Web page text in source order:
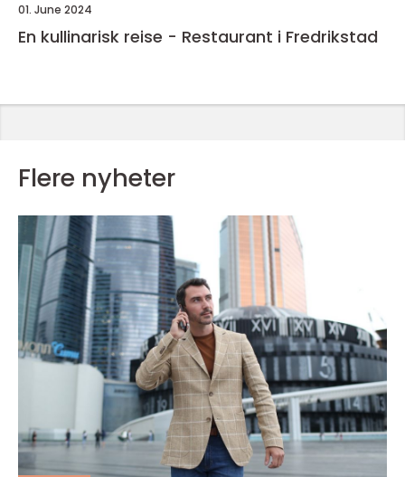
01. June 2024
En kullinarisk reise - Restaurant i Fredrikstad
Flere nyheter